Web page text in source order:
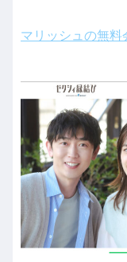
マリッシュの無料